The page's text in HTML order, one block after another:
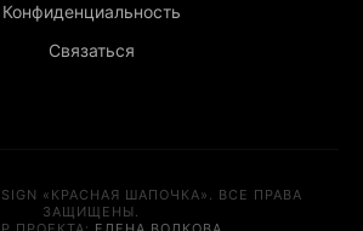
Конфиденциальность
Связаться
SIGN «КРАСНАЯ ШАПОЧКА». ВСЕ ПРАВА
ЗАЩИЩЕНЫ.